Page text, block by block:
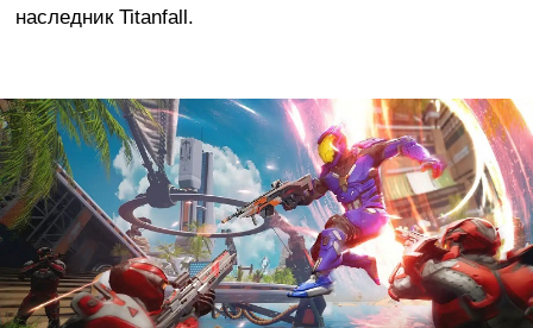
наследник Titanfall.